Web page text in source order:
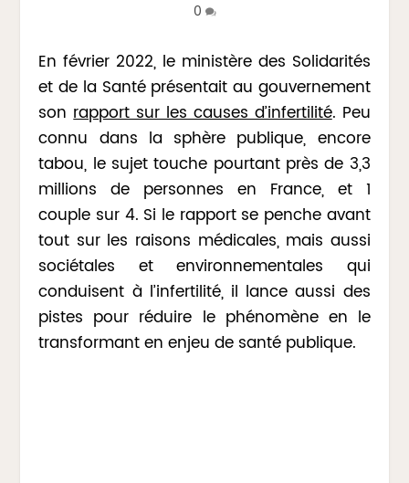
0
En février 2022, le ministère des Solidarités
et de la Santé présentait au gouvernement
sonrapport sur les causes d’infertilité. Peu
connu dans la sphère publique, encore
tabou, le sujet touche pourtant près de 3,3
millions de personnes en France, et 1
couple sur 4. Si le rapport se penche avant
tout sur les raisons médicales, mais aussi
sociétales et environnementales qui
conduisent à l’infertilité, il lance aussi des
pistes pour réduire le phénomène en le
transformant en enjeu de santé publique.